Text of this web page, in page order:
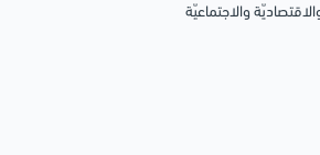
والاجتماعيّة